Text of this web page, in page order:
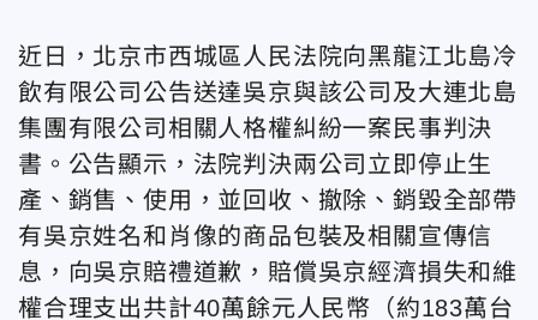
近日，北京市西城區人民法院向黑龍江北島冷
飲有限公司公告送達吳京與該公司及大連北島
集團有限公司相關人格權糾紛一案民事判決
書。公告顯示，法院判決兩公司立即停止生
產、銷售、使用，並回收、撤除、銷毀全部帶
有吳京姓名和肖像的商品包裝及相關宣傳信
息，向吳京賠禮道歉，賠償吳京經濟損失和維
權合理支出共計40萬餘元人民幣（約183萬台